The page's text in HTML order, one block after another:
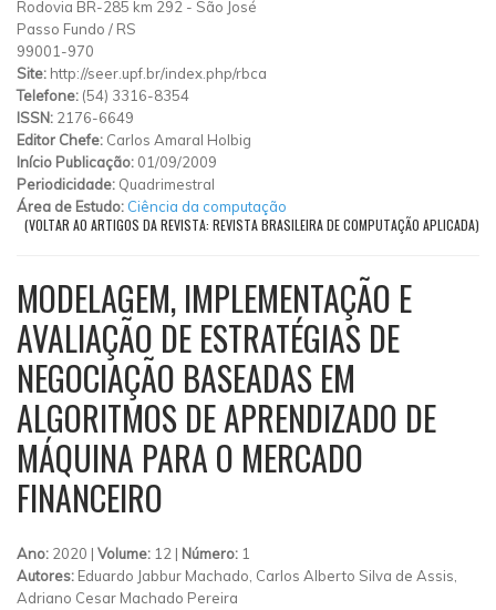
Rodovia BR-285 km 292 - São José
Passo Fundo / RS
99001-970
Site: http://seer.upf.br/index.php/rbca
Telefone: (54) 3316-8354
ISSN: 2176-6649
Editor Chefe: Carlos Amaral Holbig
Início Publicação: 01/09/2009
Periodicidade: Quadrimestral
Área de Estudo: Ciência da computação
(VOLTAR AO ARTIGOS DA REVISTA: REVISTA BRASILEIRA DE COMPUTAÇÃO APLICADA)
MODELAGEM, IMPLEMENTAÇÃO E
AVALIAÇÃO DE ESTRATÉGIAS DE
NEGOCIAÇÃO BASEADAS EM
ALGORITMOS DE APRENDIZADO DE
MÁQUINA PARA O MERCADO
FINANCEIRO
Ano: 2020 | Volume: 12 | Número: 1
Autores: Eduardo Jabbur Machado, Carlos Alberto Silva de Assis,
Adriano Cesar Machado Pereira